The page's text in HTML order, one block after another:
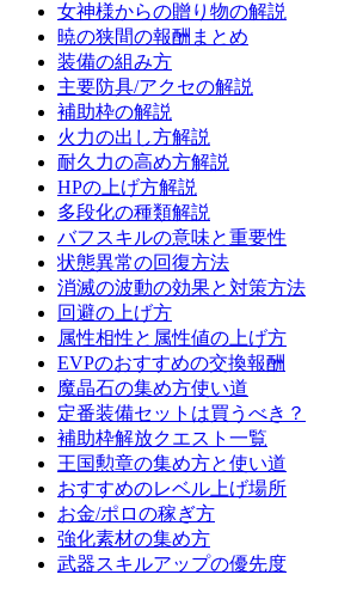
女神様からの贈り物の解説
暁の狭間の報酬まとめ
装備の組み方
主要防具/アクセの解説
補助枠の解説
火力の出し方解説
耐久力の高め方解説
HPの上げ方解説
多段化の種類解説
バフスキルの意味と重要性
状態異常の回復方法
消滅の波動の効果と対策方法
回避の上げ方
属性相性と属性値の上げ方
EVPのおすすめの交換報酬
魔晶石の集め方使い道
定番装備セットは買うべき？
補助枠解放クエスト一覧
王国勲章の集め方と使い道
おすすめのレベル上げ場所
お金/ポロの稼ぎ方
強化素材の集め方
武器スキルアップの優先度